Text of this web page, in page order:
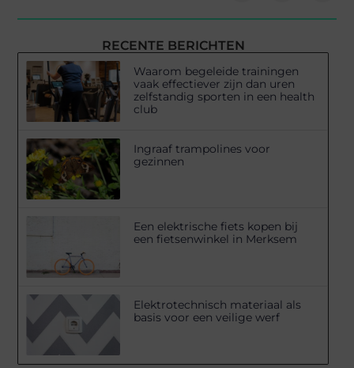
RECENTE BERICHTEN
Waarom begeleide trainingen
vaak effectiever zijn dan uren
zelfstandig sporten in een health
club
Ingraaf trampolines voor
gezinnen
Een elektrische fiets kopen bij
een fietsenwinkel in Merksem
Elektrotechnisch materiaal als
basis voor een veilige werf